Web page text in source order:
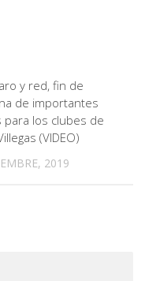
y red, fin de
de importantes
para los clubes de
(VIDEO)
2019